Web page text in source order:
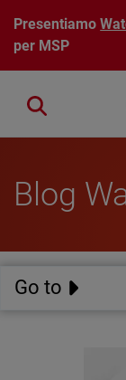
Salta al
Presentiamo
per MSP
Close
Blog
Go to